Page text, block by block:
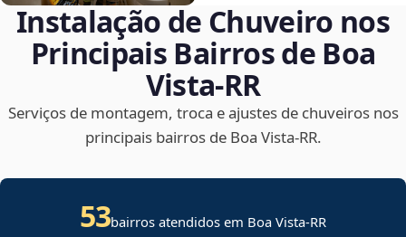
Instalação de Chuveiro nos
Principais Bairros de Boa
Vista‑RR
Serviços de montagem, troca e ajustes de chuveiros nos
principais bairros de Boa Vista‑RR.
53bairros atendidos em Boa Vista-RR